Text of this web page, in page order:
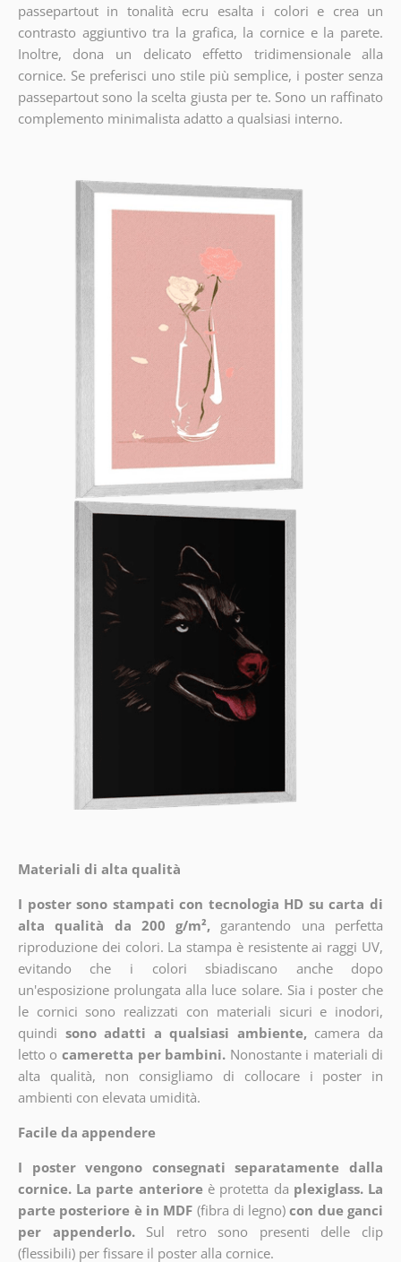
passepartout in tonalità ecru esalta i colori e crea un
contrasto aggiuntivo tra la grafica, la cornice e la parete.
Inoltre, dona un delicato effetto tridimensionale alla
cornice. Se preferisci uno stile più semplice, i poster senza
passepartout sono la scelta giusta per te. Sono un raffinato
complemento minimalista adatto a qualsiasi interno.
Materiali di alta qualità
I poster sono stampati con tecnologia HD su carta di
alta qualità da 200 g/m², garantendo una perfetta
riproduzione dei colori. La stampa è resistente ai raggi UV,
evitando che i colori sbiadiscano anche dopo
un'esposizione prolungata alla luce solare. Sia i poster che
le cornici sono realizzati con materiali sicuri e inodori,
quindi sono adatti a qualsiasi ambiente, camera da
letto o cameretta per bambini. Nonostante i materiali di
alta qualità, non consigliamo di collocare i poster in
ambienti con elevata umidità.
Facile da appendere
I poster vengono consegnati separatamente dalla
cornice. La parte anteriore è protetta da plexiglass. La
parte posteriore è in MDF (fibra di legno) con due ganci
per appenderlo.
Sul retro sono presenti delle clip
(flessibili) per fissare il poster alla cornice.